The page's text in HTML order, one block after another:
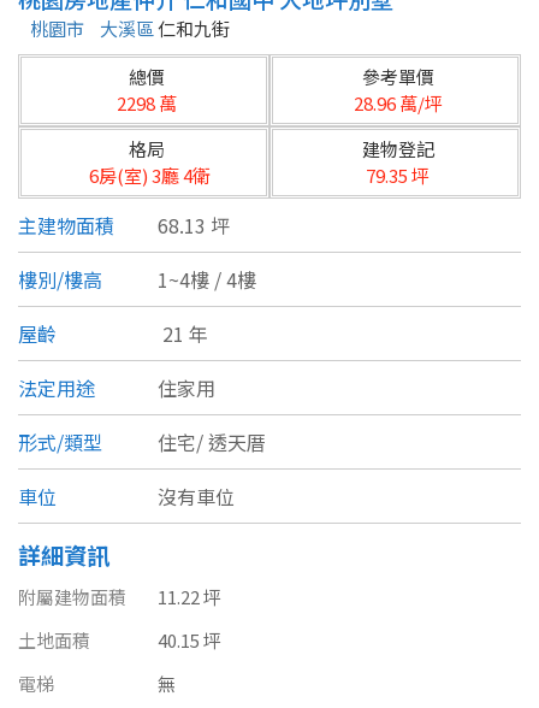
不限
台北市
基隆市
新北市
宜蘭縣
桃園市
新竹市
新竹縣
苗栗縣
台中市
雲林縣
類型(可複選)
公寓
別墅 透天厝
農舍 辦公
坪數
不拘
桃園市 大溪區仁和九街
總價
2298 萬
參考單價
28.96 萬/坪
格局
6房(室) 3廳 4衛
建物登記
79.35 坪
主建物面積
68.13 坪
樓別/樓高
1~4樓 / 4樓
屋齡
21 年
法定用途
住家用
形式/類型
住宅/透天厝
車位
沒有車位
詳細資訊
附屬建物面積
11.22 坪
土地面積
40.15 坪
電梯
無